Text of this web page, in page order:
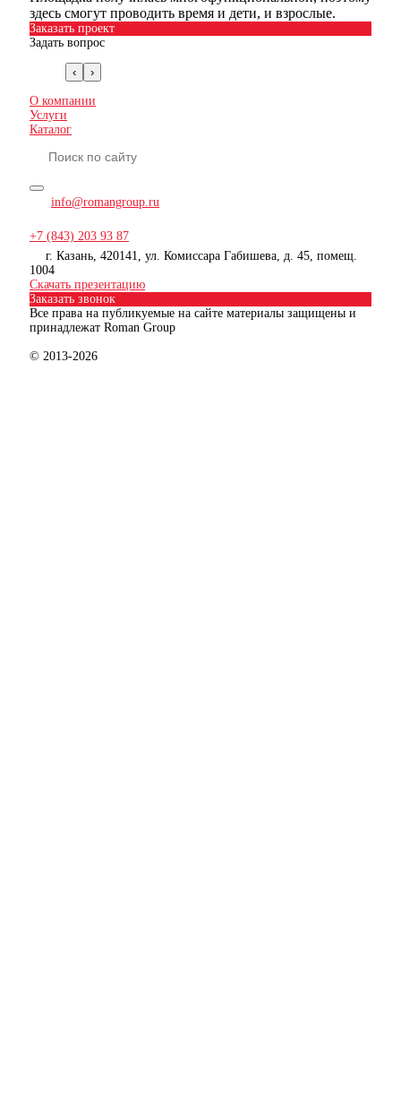
здесь смогут проводить время и дети, и взрослые.
Заказать проект
Задать вопрос
‹ ›
О компании
Услуги
Каталог
info@romangroup.ru
+7 (843) 203 93 87
г. Казань, 420141, ул. Комиссара Габишева, д. 45, помещ.
1004
Скачать презентацию
Заказать звонок
Все права на публикуемые на сайте материалы защищены и
принадлежат Roman Group
© 2013-2026